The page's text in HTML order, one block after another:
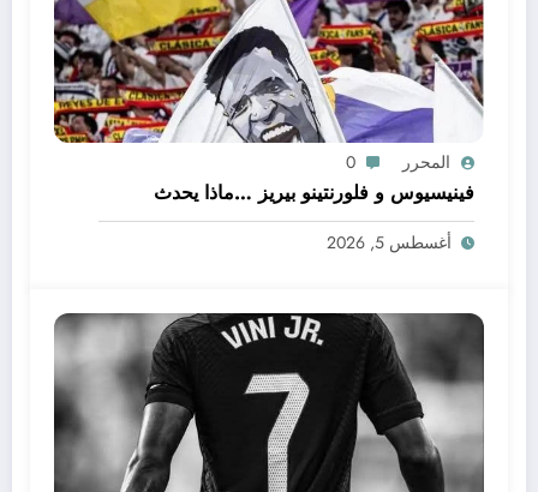
المحرر 0
فينيسيوس و فلورنتينو بيريز …ماذا يحدث
أغسطس 5, 2026